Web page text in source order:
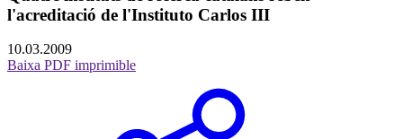
l'acreditació de l'Instituto Carlos III
10.03.2009
Baixa PDF imprimible